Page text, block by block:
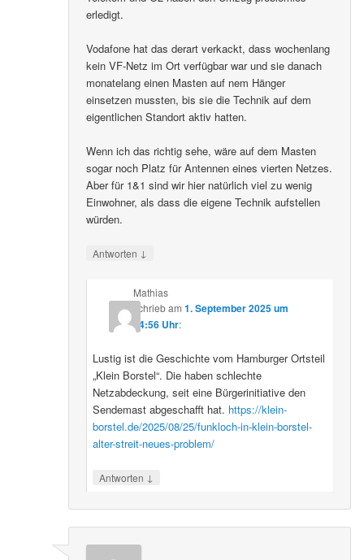
erledigt.
Vodafone hat das derart verkackt, dass wochenlang
kein VF-Netz im Ort verfügbar war und sie danach
monatelang einen Masten auf nem Hänger
einsetzen mussten, bis sie die Technik auf dem
eigentlichen Standort aktiv hatten.
Wenn ich das richtig sehe, wäre auf dem Masten
sogar noch Platz für Antennen eines vierten Netzes.
Aber für 1&1 sind wir hier natürlich viel zu wenig
Einwohner, als dass die eigene Technik aufstellen
würden.
Antworten ↓
Mathias
schriebam 1. September 2025 um
14:56 Uhr:
Lustig ist die Geschichte vom Hamburger Ortsteil
„Klein Borstel“. Die haben schlechte
Netzabdeckung, seit eine Bürgerinitiative den
Sendemast abgeschafft hat. https://klein-
borstel.de/2025/08/25/funkloch-in-klein-borstel-
alter-streit-neues-problem/
Antworten ↓